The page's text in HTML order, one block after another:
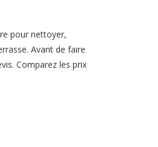
pour nettoyer,
Avant de faire
Comparez les prix